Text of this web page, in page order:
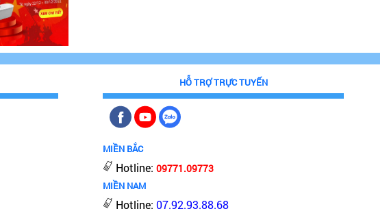
HỖ TRỢ TRỰC TUYẾN
MIỀN BẮC
Hotline:09771.09773
MIỀN NAM
Hotline:07.92.93.88.68